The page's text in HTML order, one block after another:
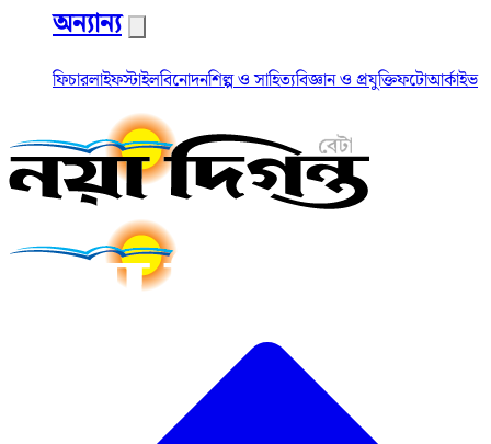
অন্যান্য
ফিচারলাইফস্টাইলবিনোদনশিল্প ও সাহিত্যবিজ্ঞান ও প্রযুক্তিফটোআর্কাইভ